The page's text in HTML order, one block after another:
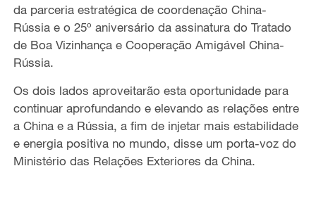
da parceria estratégica de coordenação China-
Rússia e o 25º aniversário da assinatura do Tratado
de Boa Vizinhança e Cooperação Amigável China-
Rússia.
Os dois lados aproveitarão esta oportunidade para
continuar aprofundando e elevando as relações entre
a China e a Rússia, a fim de injetar mais estabilidade
e energia positiva no mundo, disse um porta-voz do
Ministério das Relações Exteriores da China.